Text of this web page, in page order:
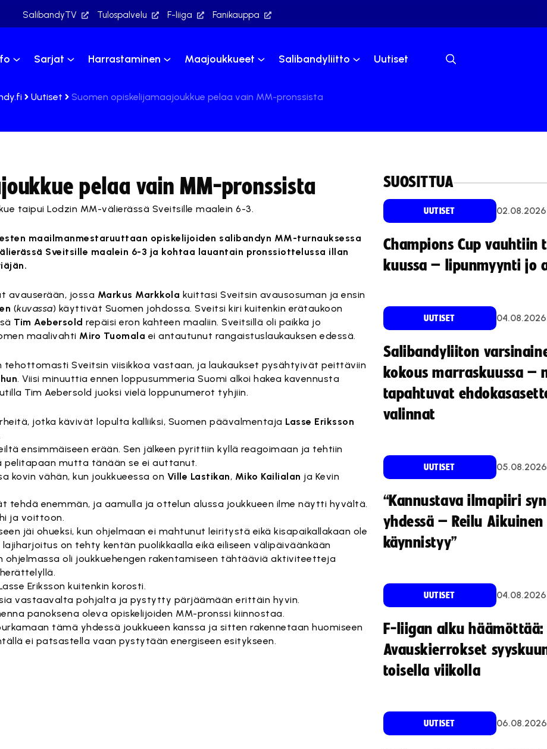
SalibandyTV Tulospalvelu F-liiga Fanikauppa
Sarjat Harrastaminen Maajoukkueet Salibandyliitto Uutiset
Uutiset Suomen opiskelijamaajoukkue pelaa vain MM-pronssista
pelaa vain MM-pronssista
taipui Lodzin MM-välierässä Sveitsille maalein 6-3.
maailmanmestaruuttaan opiskelijoiden salibandyn MM-turnauksessa
Sveitsille maalein 6-3 ja kohtaa lauantain pronssiottelussa illan
avauserään, jossa Markus Markkola kuittasi Sveitsin avausosuman ja ensin
(kuvassa) käyttivät Suomen johdossa. Sveitsi kiri kuitenkin erätaukoon
Tim Aebersold repäisi eron kahteen maaliin. Sveitsillä oli paikka jo
maalivahti Miro Tuomala ei antautunut rangaistuslaukauksen edessä.
tehottomasti Sveitsin viisikkoa vastaan, ja laukaukset pysähtyivät peittäviin
. Viisi minuuttia ennen loppusummeria Suomi alkoi hakea kavennusta
Tim Aebersold juoksi vielä loppunumerot tyhjiin.
jotka kävivät lopulta kalliiksi, Suomen päävalmentaja Lasse Eriksson
ensimmäiseen erään. Sen jälkeen pyrittiin kyllä reagoimaan ja tehtiin
pelitapaan mutta tänään se ei auttanut.
kovin vähän, kun joukkueessa on Ville Lastikan, Miko Kailialan ja Kevin
tehdä enemmän, ja aamulla ja ottelun alussa joukkueen ilme näytti hyvältä.
ja voittoon.
jäi ohueksi, kun ohjelmaan ei mahtunut leiritystä eikä kisapaikallakaan ole
on tehty kentän puolikkaalla eikä eiliseen välipäiväänkään
ohjelmassa oli joukkuehengen rakentamiseen tähtääviä aktiviteetteja
Eriksson kuitenkin korosti.
vastaavalta pohjalta ja pystytty pärjäämään erittäin hyvin.
panoksena oleva opiskelijoiden MM-pronssi kiinnostaa.
tämä yhdessä joukkueen kanssa ja sitten rakennetaan huomiseen
ei patsastella vaan pystytään energiseen esitykseen.
SUOSITTUA
UUTISET 02.08.2026
Champions Cup vauhtiin
kuussa – lipunmyynti jo
UUTISET 04.08.2026
Salibandyliiton
kokous marraskuussa –
tapahtuvat
valinnat
UUTISET 05.08.2026
“Kannustava ilmapiiri
yhdessä – Reilu
käynnistyy”
UUTISET 04.08.2026
F-liigan alku häämöttää:
Avauskierrokset
toisella viikolla
UUTISET 06.08.2026